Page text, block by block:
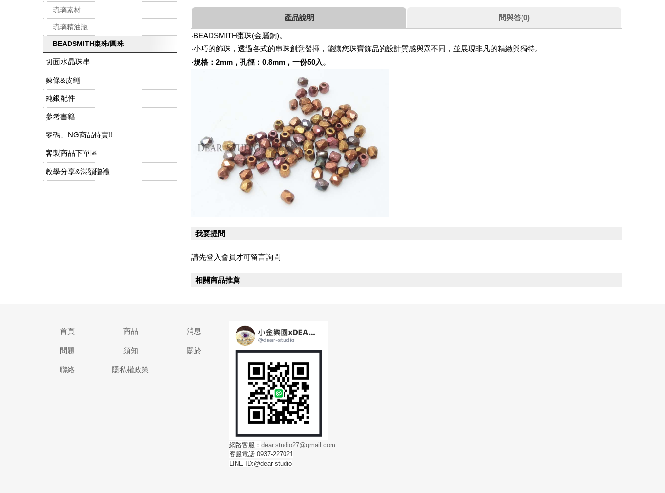
琉璃素材
琉璃精油瓶
BEADSMITH棗珠/圓珠
切面水晶珠串
鍊條&皮繩
純銀配件
參考書籍
零碼、NG商品特賣!!
客製商品下單區
教學分享&滿額贈禮
產品說明 問與答(0)
‧BEADSMITH棗珠(金屬銅)。
‧小巧的飾珠，透過各式的串珠創意發揮，能讓您珠寶飾品的設計質感與眾不同，並展現非凡的精緻與獨特。
‧規格：2mm，孔徑：0.8mm，一份50入。
我要提問
請先登入會員才可留言詢問
相關商品推薦
首頁 商品 消息
問題 須知 關於
聯絡 隱私權政策
網路客服： dear.studio27@gmail.com
客服電話:0937-227021
LINE ID:@dear-studio